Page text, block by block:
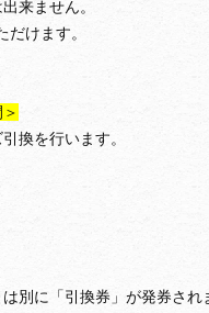
来ません。
けます。
換を行います。
別に「引換券」が発券され